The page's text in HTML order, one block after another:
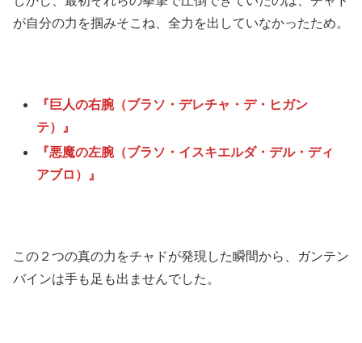
が自分の力を掴みそこね、全力を出していなかったため。
『巨人の右腕（ブラソ・デレチャ・デ・ヒガン
テ）』
『悪魔の左腕（ブラソ・イスキエルダ・デル・ディ
アブロ）』
この２つの真の力をチャドが発現した瞬間から、ガンテン
バインは手も足も出ませんでした。